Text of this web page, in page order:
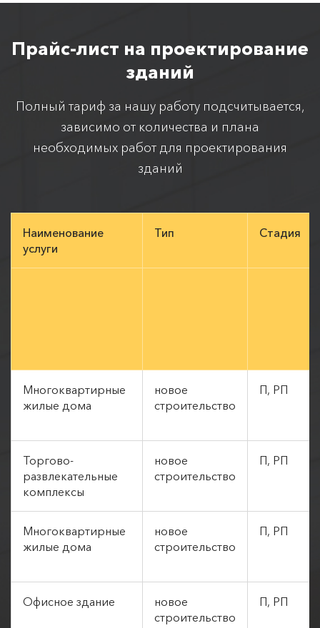
Прайс-лист на проектирование
зданий
Полный тариф за нашу работу подсчитывается,
зависимо от количества и плана
необходимых работ для проектирования
зданий
Наименование
услуги
Тип Стадия
Многоквартирные
жилые дома
новое
строительство
П, РП
Торгово-
развлекательные
комплексы
новое
строительство
П, РП
Многоквартирные
жилые дома
новое
строительство
П, РП
Офисное здание
новое
строительство
П, РП